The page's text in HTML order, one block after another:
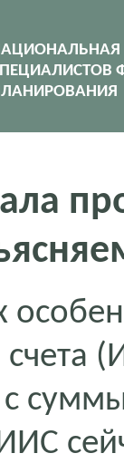
счета